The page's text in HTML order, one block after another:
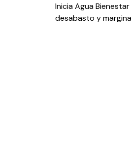
de
entradas
Inicia Agua
desabasto y